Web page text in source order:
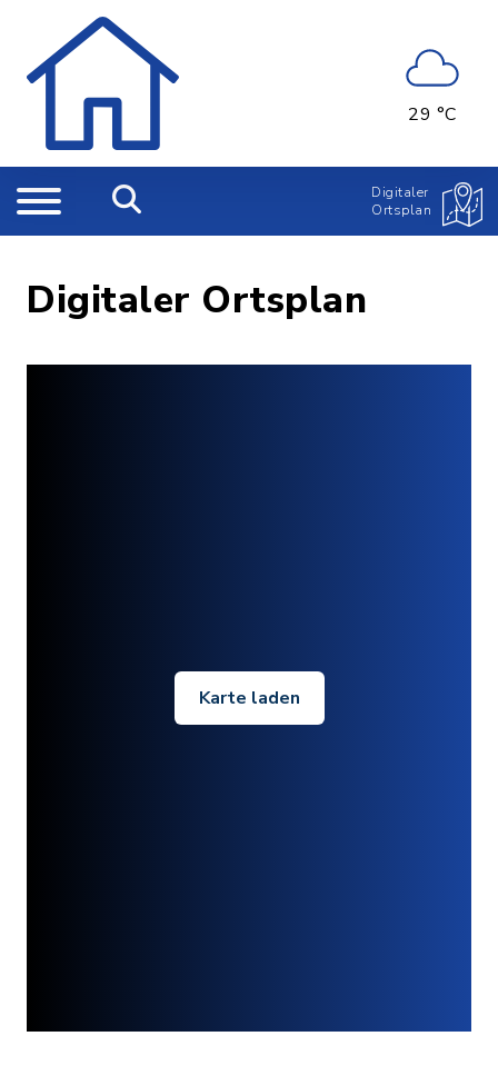
29 °C
Digitaler
Ortsplan
Digitaler Ortsplan
Karte laden